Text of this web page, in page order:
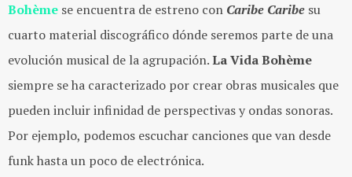
Bohème se encuentra de estreno con Caribe Caribe su
cuarto material discográfico dónde seremos parte de una
evolución musical de la agrupación.La Vida Bohème
siempre se ha caracterizado por crear obras musicales que
pueden incluir infinidad de perspectivas y ondas sonoras.
Por ejemplo, podemos escuchar canciones que van desde
funk hasta un poco de electrónica.